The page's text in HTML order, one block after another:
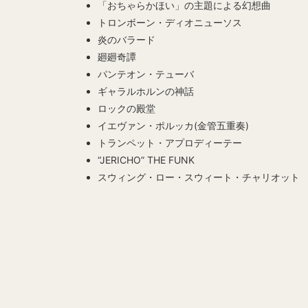
「おちゃらかほい」の主題による幻想曲
トロンボーン・ディオニューソス
炎のバラード
廻廻奇譚
パンテオン・テューバ
ギャラルホルンの神話
ロックの殿堂
イエヴァン・ポルッカ(金管五重奏)
トランペット・アプロディーテー
“JERICHO” THE FUNK
スウィング・ロー・スウィート・チャリオット